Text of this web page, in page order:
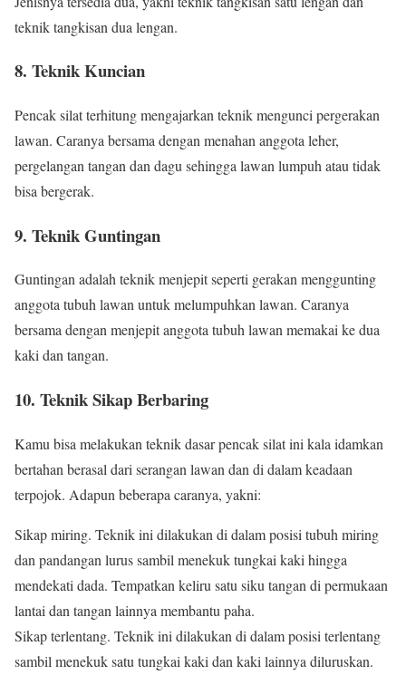
teknik tangkisan dua lengan.
8. Teknik Kuncian
Pencak silat terhitung mengajarkan teknik mengunci pergerakan
lawan. Caranya bersama dengan menahan anggota leher,
pergelangan tangan dan dagu sehingga lawan lumpuh atau tidak
bisa bergerak.
9. Teknik Guntingan
Guntingan adalah teknik menjepit seperti gerakan menggunting
anggota tubuh lawan untuk melumpuhkan lawan. Caranya
bersama dengan menjepit anggota tubuh lawan memakai ke dua
kaki dan tangan.
10. Teknik Sikap Berbaring
Kamu bisa melakukan teknik dasar pencak silat ini kala idamkan
bertahan berasal dari serangan lawan dan di dalam keadaan
terpojok. Adapun beberapa caranya, yakni:
Sikap miring. Teknik ini dilakukan di dalam posisi tubuh miring
dan pandangan lurus sambil menekuk tungkai kaki hingga
mendekati dada. Tempatkan keliru satu siku tangan di permukaan
lantai dan tangan lainnya membantu paha.
Sikap terlentang. Teknik ini dilakukan di dalam posisi terlentang
sambil menekuk satu tungkai kaki dan kaki lainnya diluruskan.